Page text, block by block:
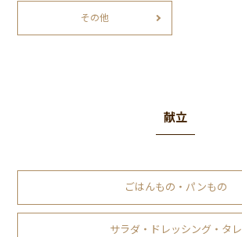
その他
献立
ごはんもの・パンもの
サラダ・ドレッシング・タレ